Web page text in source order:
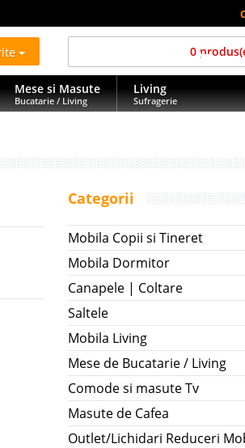
0
Mese si Masute
Bucatarie / Living
Living
Sufragerie
Categorii
Mobila Copii si Tineret
Mobila Dormitor
Canapele | Coltare
Saltele
Mobila Living
Mese de Bucatarie / Living
Comode si masute Tv
Masute de Cafea
Outlet/Lichidari Reduceri